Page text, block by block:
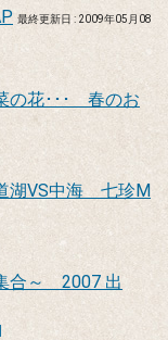
最終更新日 : 2009年05月08
の花･･･ 春のお
湖VS中海 七珍M
合～ 2007 出